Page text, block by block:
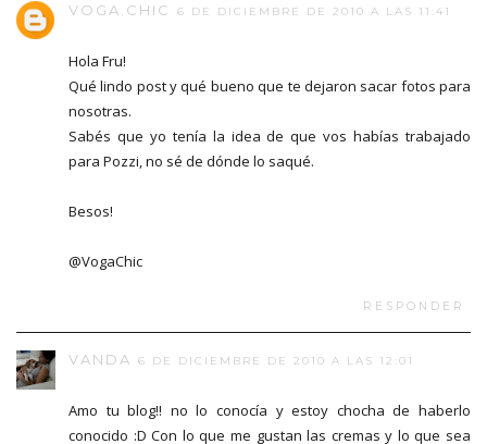
VOGA.CHIC 6 DE DICIEMBRE DE 2010 A LAS 11:41
Hola Fru!
Qué lindo post y qué bueno que te dejaron sacar fotos para
nosotras.
Sabés que yo tenía la idea de que vos habías trabajado
para Pozzi, no sé de dónde lo saqué.
Besos!
@VogaChic
RESPONDER
VANDA 6 DE DICIEMBRE DE 2010 A LAS 12:01
Amo tu blog!! no lo conocía y estoy chocha de haberlo
conocido :D Con lo que me gustan las cremas y lo que sea